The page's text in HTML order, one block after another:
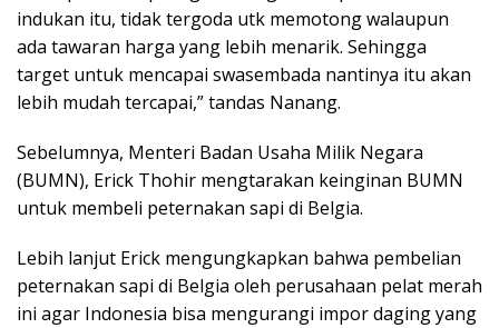
indukan itu, tidak tergoda utk memotong walaupun
ada tawaran harga yang lebih menarik. Sehingga
target untuk mencapai swasembada nantinya itu akan
lebih mudah tercapai,” tandas Nanang.
Sebelumnya, Menteri Badan Usaha Milik Negara
(BUMN), Erick Thohir mengtarakan keinginan BUMN
untuk membeli peternakan sapi di Belgia.
Lebih lanjut Erick mengungkapkan bahwa pembelian
peternakan sapi di Belgia oleh perusahaan pelat merah
ini agar Indonesia bisa mengurangi impor daging yang